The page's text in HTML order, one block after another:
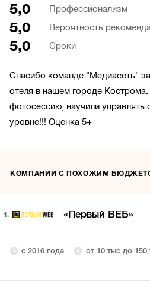
5,0 Профессионализм
5,0 Вероятность
5,0 Сроки
Спасибо команде "Медиасеть"
отеля в нашем городе Кострома.
фотосессию, научили
уровне!!! Оценка 5+
КОМПАНИИ С ПОХОЖИМ
1. «Первый ВЕБ»
с 2016 года от 10 тыс до 150